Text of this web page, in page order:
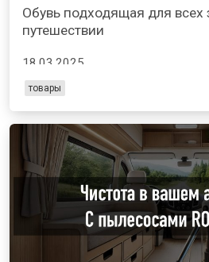
Обувь подходящая для всех
путешествии
18.03.2025
товары